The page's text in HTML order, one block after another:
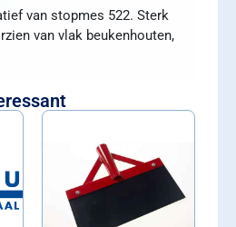
van stopmes 522. Sterk
van vlak beukenhouten,